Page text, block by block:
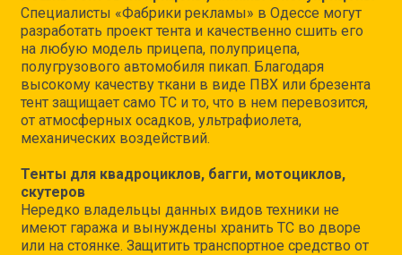
Специалисты «Фабрики рекламы» в Одессе могут
разработать проект тента и качественно сшить его
на любую модель прицепа, полуприцепа,
полугрузового автомобиля пикап. Благодаря
высокому качеству ткани в виде ПВХ или брезента
тент защищает само ТС и то, что в нем перевозится,
от атмосферных осадков, ультрафиолета,
механических воздействий.
Тенты для квадроциклов, багги, мотоциклов,
скутеров
Нередко владельцы данных видов техники не
имеют гаража и вынуждены хранить ТС во дворе
или на стоянке. Защитить транспортное средство от